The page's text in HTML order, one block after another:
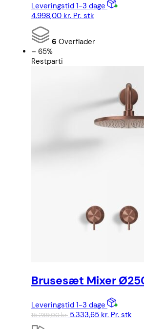
Leveringstid 1-3 dage
4.998,00 kr. Pr. stk
6 Overflader
– 65%
Restparti
Brusesæt Mixer
Leveringstid 1-3 dage
15.239,00kr. Den
5.333,65 kr.Den
Pr. stk